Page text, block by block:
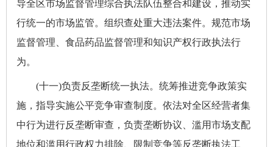
导全区市场监督管理综合执法队伍整合和建设，推动实
行统一的市场监管。组织查处重大违法案件。规范市场
监督管理、食品药品监督管理和知识产权行政执法行
为。
(十一)负责反垄断统一执法。统筹推进竞争政策实
施，指导实施公平竞争审查制度。依法对全区经营者集
中行为进行反垄断审查，负责垄断协议、滥用市场支配
地位和滥用行政权力排除、限制竞争等反垄断执法工